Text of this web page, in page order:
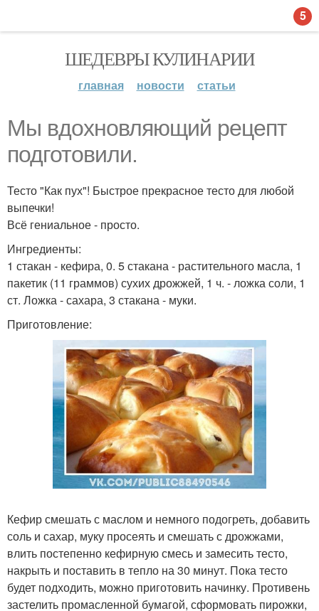
ШЕДЕВРЫ КУЛИНАРИИ
главная новости статьи
Мы вдохновляющий рецепт
подготовили.
Тесто "Как пух"! Быстрое прекрасное тесто для любой
выпечки!
Всё гениальное - просто.
Ингредиенты:
1 стакан - кефира, 0. 5 стакана - растительного масла, 1
пакетик (11 граммов) сухих дрожжей, 1 ч. - ложка соли, 1
ст. Ложка - сахара, 3 стакана - муки.
Приготовление:
Кефир смешать с маслом и немного подогреть, добавить
соль и сахар, муку просеять и смешать с дрожжами,
влить постепенно кефирную смесь и замесить тесто,
накрыть и поставить в тепло на 30 минут. Пока тесто
будет подходить, можно приготовить начинку. Противень
застелить промасленной бумагой, сформовать пирожки,
5